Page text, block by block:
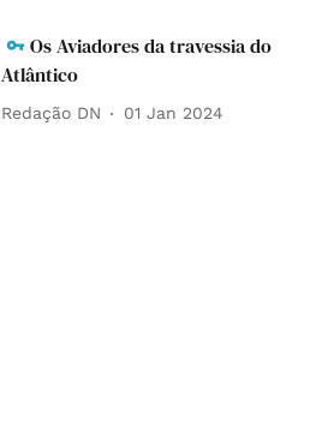
Os Aviadores da travessia do
Atlântico
Redação DN 01 Jan 2024